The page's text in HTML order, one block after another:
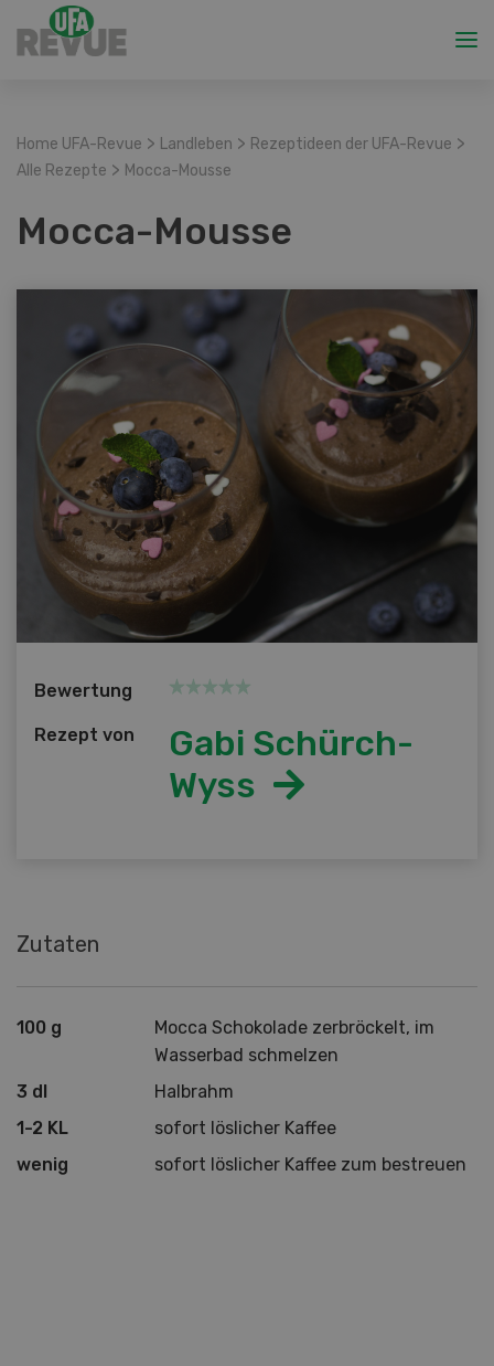
Home UFA-Revue > Landleben > Rezeptideen der UFA-Revue >
Alle Rezepte > Mocca-Mousse
Mocca-Mousse
Bewertung
Rezept von
Gabi Schürch-
Wyss
Zutaten
100 g
Mocca Schokolade zerbröckelt, im
Wasserbad schmelzen
3 dl
Halbrahm
1-2 KL
sofort löslicher Kaffee
wenig
sofort löslicher Kaffee zum bestreuen